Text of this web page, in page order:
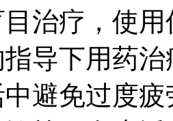
治疗，使
导下用药
避免过度